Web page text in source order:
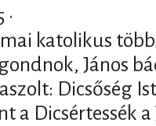
·
katolikus
János
Dicsőség
a Dicsértessék